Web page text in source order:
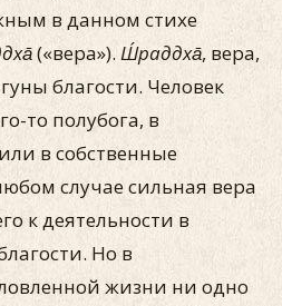
в данном стихе
(«вера»). Ш́раддха̄, вера,
благости. Человек
то полубога, в
в собственные
случае сильная вера
к деятельности в
Но в
жизни ни одно